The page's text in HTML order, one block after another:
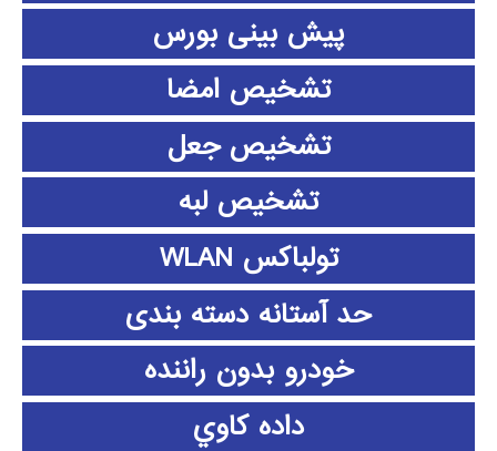
پیش بینی بورس
تشخیص امضا
تشخیص جعل
تشخیص لبه
تولباکس WLAN
حد آستانه دسته بندی
خودرو بدون راننده
داده كاوي